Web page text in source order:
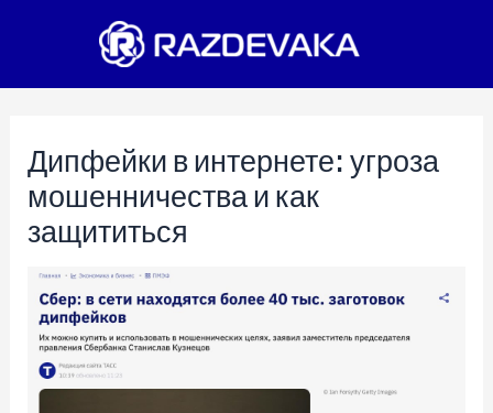
Дипфейки в интернете: угроза
мошенничества и как
защититься